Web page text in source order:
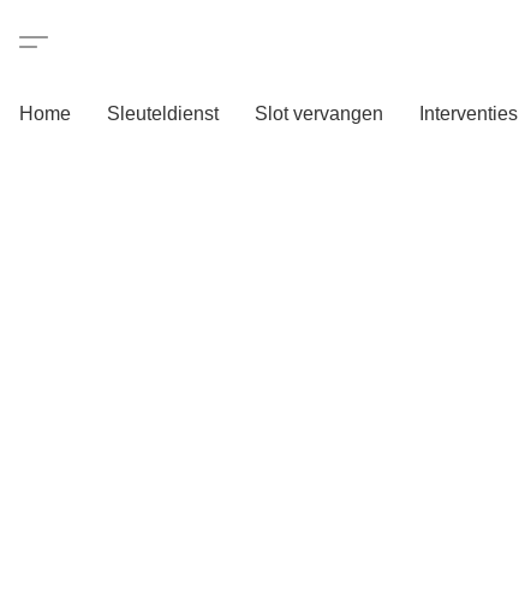
Home Sleuteldienst Slot vervangen Interventies